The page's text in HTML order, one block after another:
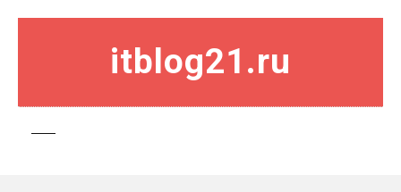
itblog21.ru